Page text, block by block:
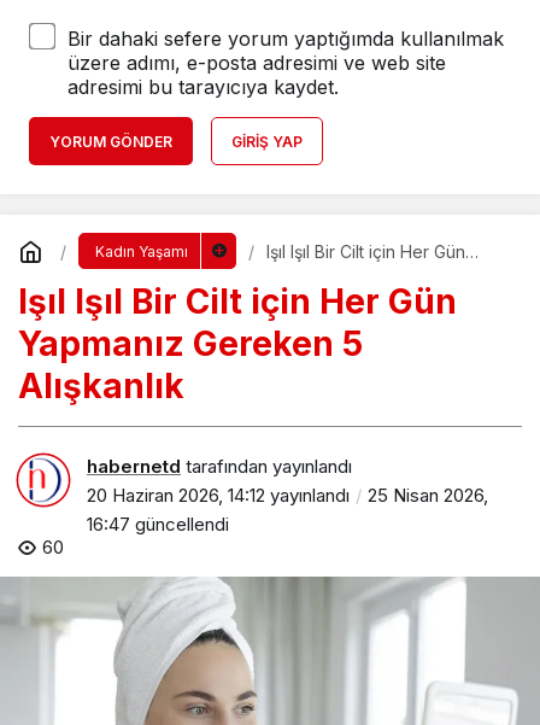
Bir dahaki sefere yorum yaptığımda kullanılmak
üzere adımı, e-posta adresimi ve web site
adresimi bu tarayıcıya kaydet.
YORUM GÖNDER GIRIŞ YAP
Kadın Yaşamı
Işıl Işıl Bir Cilt için Her Gün
Işıl Işıl Bir Cilt için Her Gün
Yapmanız Gereken 5
Alışkanlık
habernetd tarafından yayınlandı
20 Haziran 2026, 14:12 yayınlandı
25 Nisan 2026,
16:47 güncellendi
60